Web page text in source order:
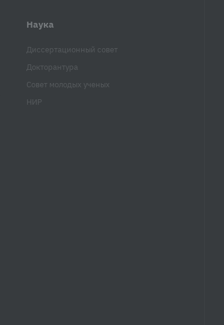
Наука
Диссертационный совет
Докторантура
Совет молодых ученых
НИР